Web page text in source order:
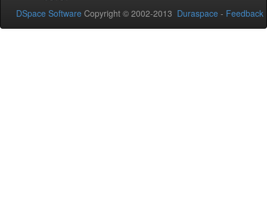
DSpace Software Copyright © 2002-2013 Duraspace - Feedback